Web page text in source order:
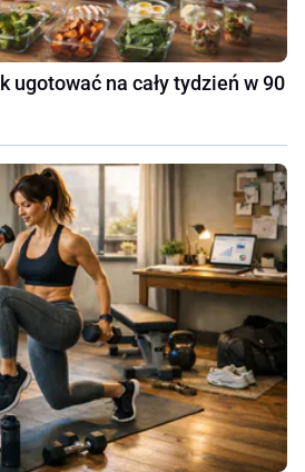
ugotować na cały tydzień w 90